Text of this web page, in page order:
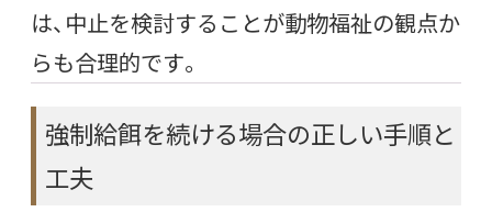
は、中止を検討することが動物福祉の観点か
らも合理的です。
強制給餌を続ける場合の正しい手順と
工夫